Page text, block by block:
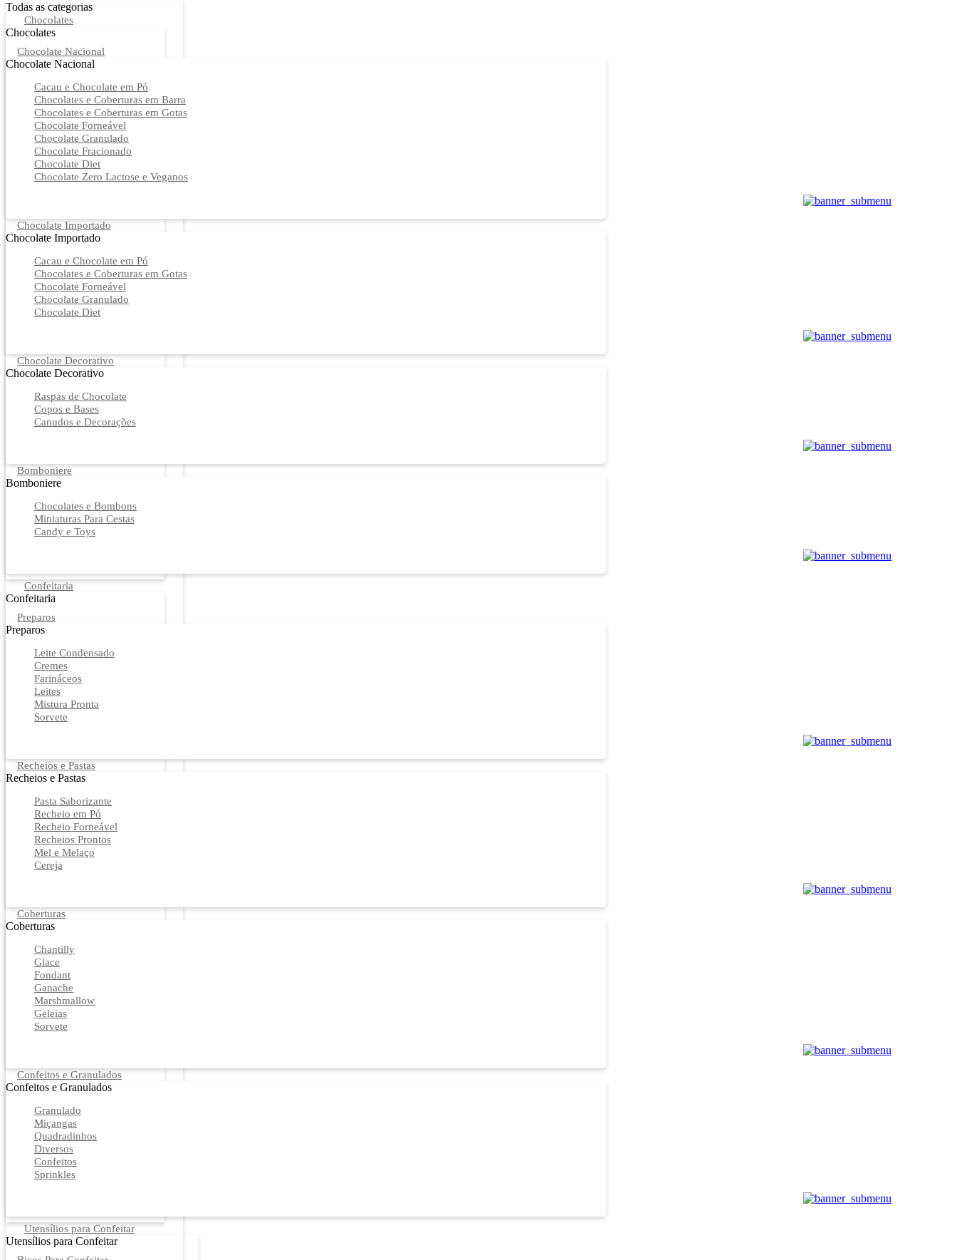
Todas as categorias
Chocolates
Chocolates
Chocolate Nacional
Chocolate Nacional
Cacau e Chocolate em Pó
Chocolates e Coberturas em Barra
Chocolates e Coberturas em Gotas
Chocolate Forneável
Chocolate Granulado
Chocolate Fracionado
Chocolate Diet
Chocolate Zero Lactose e Veganos
Chocolate Importado
Chocolate Importado
Cacau e Chocolate em Pó
Chocolates e Coberturas em Gotas
Chocolate Forneável
Chocolate Granulado
Chocolate Diet
Chocolate Decorativo
Chocolate Decorativo
Raspas de Chocolate
Copos e Bases
Canudos e Decorações
Bomboniere
Bomboniere
Chocolates e Bombons
Miniaturas Para Cestas
Candy e Toys
Confeitaria
Confeitaria
Preparos
Preparos
Leite Condensado
Cremes
Farináceos
Leites
Mistura Pronta
Sorvete
Recheios e Pastas
Recheios e Pastas
Pasta Saborizante
Recheio em Pó
Recheio Forneável
Recheios Prontos
Mel e Melaço
Cereja
Coberturas
Coberturas
Chantilly
Glace
Fondant
Ganache
Marshmallow
Geleias
Sorvete
Confeitos e Granulados
Confeitos e Granulados
Granulado
Miçangas
Quadradinhos
Diversos
Confeitos
Sprinkles
Utensílios para Confeitar
Utensílios para Confeitar